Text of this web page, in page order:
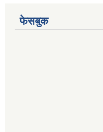
फेसबुक